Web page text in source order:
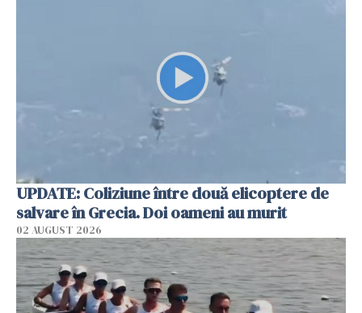
UPDATE: Coliziune între două elicoptere de
salvare în Grecia. Doi oameni au murit
02 AUGUST 2026